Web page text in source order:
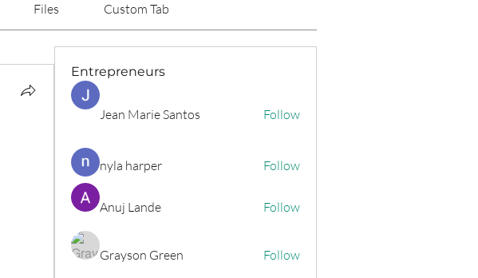
Files Custom Tab
Entrepreneurs
Jean Marie Santos Follow
nyla harper Follow
Anuj Lande Follow
Grayson Green Follow